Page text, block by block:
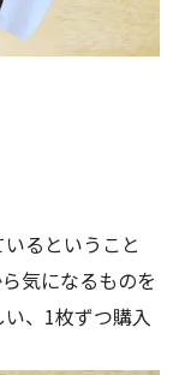
るということ
気になるものを
、1枚ずつ購入